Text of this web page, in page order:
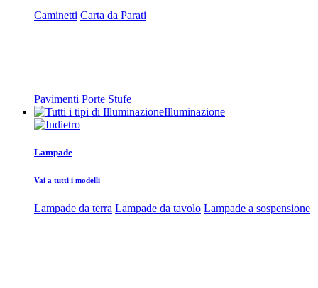
Caminetti Carta da Parati
Pavimenti Porte Stufe
Illuminazione
Lampade
Vai a tutti i modelli
Lampade da terra Lampade da tavolo Lampade a sospensione